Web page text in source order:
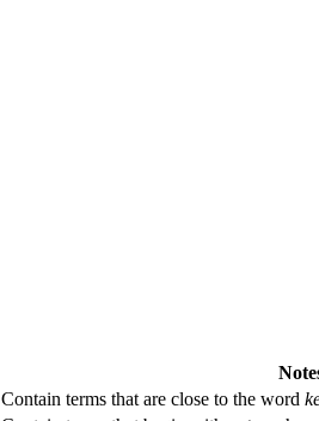
Contain terms that are close to the word